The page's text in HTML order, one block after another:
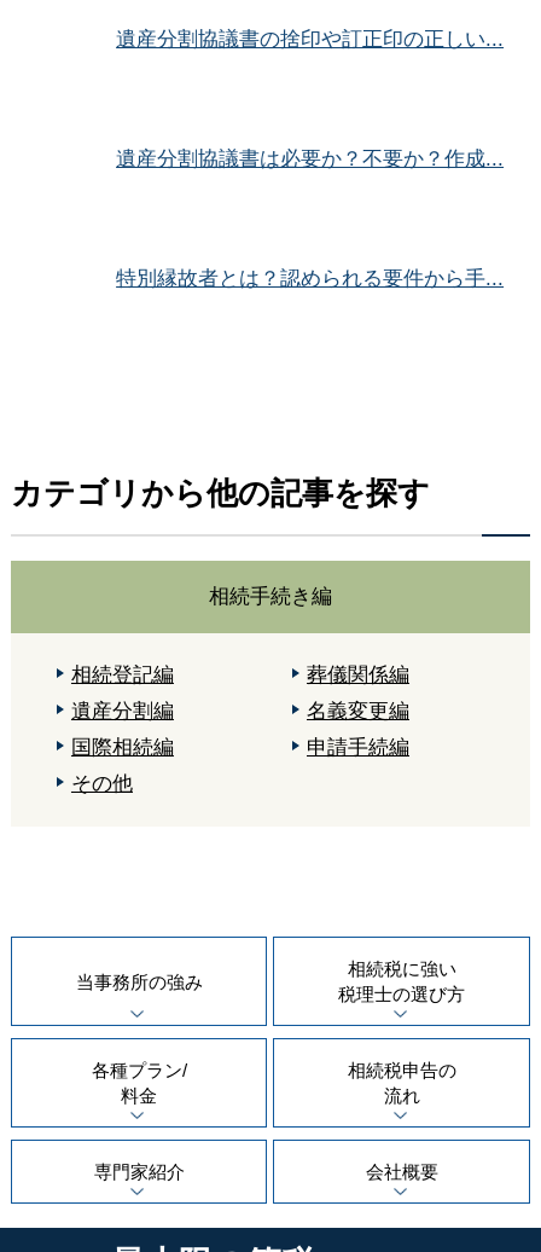
遺産分割協議書の捨印や訂正印の正しい...
遺産分割協議書は必要か？不要か？作成...
特別縁故者とは？認められる要件から手...
カテゴリから他の記事を探す
相続手続き編
相続登記編
葬儀関係編
遺産分割編
名義変更編
国際相続編
申請手続編
その他
当事務所の強み
相続税に強い
税理士の選び方
各種プラン/
料金
相続税申告の
流れ
専門家紹介 会社概要